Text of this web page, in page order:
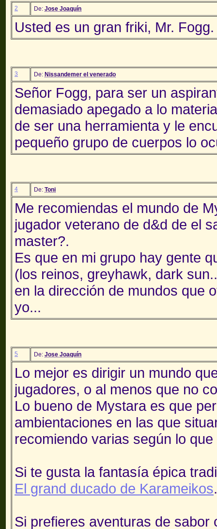
2 De: Jose Joaquín
Usted es un gran friki, Mr. Fogg.
3 De: Nissandemer el venerado
Señor Fogg, para ser un
demasiado apegado a lo
de ser una herramienta y le
pequeño grupo de cuerpos lo
4 De: Toni
Me recomiendas el mundo de
jugador veterano de d&d de el
master?.
Es que en mi grupo hay gente
(los reinos, greyhawk, dark
en la dirección de mundos que
yo...
5 De: Jose Joaquín
Lo mejor es dirigir un mundo
jugadores, o al menos que no
Lo bueno de Mystara es que
ambientaciones en las que
recomiendo varias según lo
Si te gusta la fantasía épica
El grand ducado de Karameikos.
Si prefieres aventuras de sabor